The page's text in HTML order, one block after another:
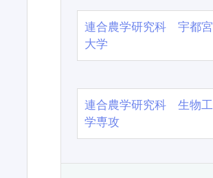
連合農学研究科 宇都宮
大学
連合農学研究科 生物工
学専攻